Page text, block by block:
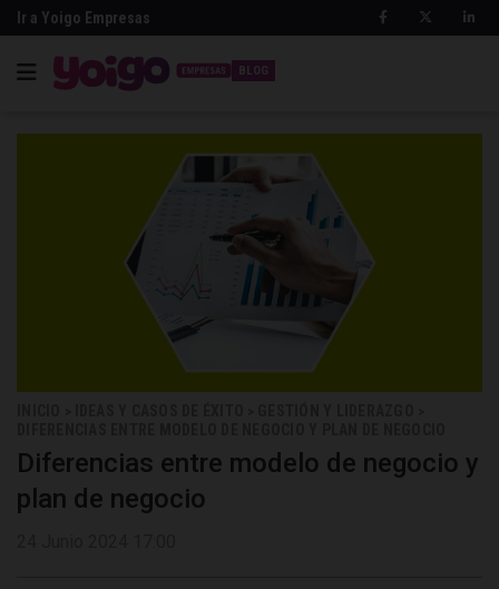
Ir a Yoigo Empresas
BLOG
Diferencias entre modelo de negocio y
plan de negocio